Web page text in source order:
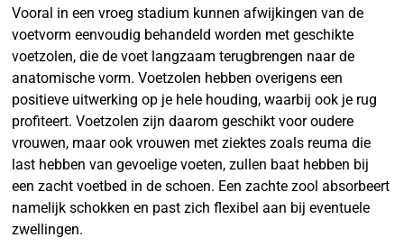
Vooral in een vroeg stadium kunnen afwijkingen van de
voetvorm eenvoudig behandeld worden met geschikte
voetzolen, die de voet langzaam terugbrengen naar de
anatomische vorm. Voetzolen hebben overigens een
positieve uitwerking op je hele houding, waarbij ook je rug
profiteert. Voetzolen zijn daarom geschikt voor oudere
vrouwen, maar ook vrouwen met ziektes zoals reuma die
last hebben van gevoelige voeten, zullen baat hebben bij
een zacht voetbed in de schoen. Een zachte zool absorbeert
namelijk schokken en past zich flexibel aan bij eventuele
zwellingen.